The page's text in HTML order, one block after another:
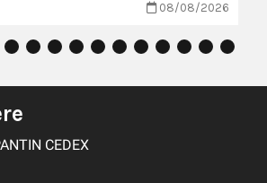
08/08/2026
CEDEX